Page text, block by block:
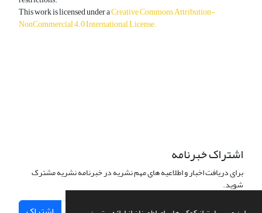
This work is licensed under aCreative Commons Attribution-
NonCommercial 4.0 International License.
اشتراک خبرنامه
برای دریافت اخبار و اطلاعیه های مهم نشریه در خبرنامه نشریه مشترک
شوید.